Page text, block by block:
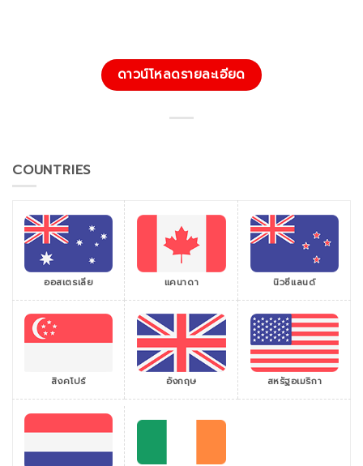
ดาวน์โหลดรายละเอียด
COUNTRIES
ออสเตรเลีย แคนาดา นิวซีแลนด์
สิงคโปร์ อังกฤษ สหรัฐอเมริกา